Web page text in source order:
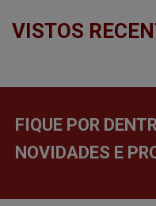
VISTOS
FIQUE POR
NOVIDADES E